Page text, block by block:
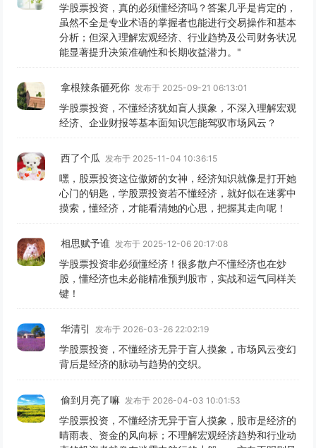
学股票投资，真的必须懂经济吗？答案几乎是肯定的，
虽然不全是专业术语的掌握者也能进行交易操作和基本
分析；但深入理解宏观经济、行业趋势及公司财务状况
能显著提升决策准确性和长期收益潜力。"
拿根辣条砸死你 发布于 2025-09-21 06:13:01
学股票投资，不懂经济犹如盲人摸象，不深入理解宏观
经济、企业财报等基本面知识怎能驾驭市场风云？
西了个瓜 发布于 2025-11-04 10:36:15
嘿，股票投资这位傲娇的女神，经济知识就像是打开她
心门的钥匙，学股票投资若不懂经济，就好似在迷雾中
摸索，懂经济，才能看清她的心思，把握其走向呢！
相思赋予谁 发布于 2025-12-06 20:17:08
学股票投资非必须懂经济！很多散户不懂经济也在炒
股，懂经济也未必能精准预判股市，实战和运气同样关
键！
华清引 发布于 2026-03-26 22:02:19
学股票投资，不懂经济无异于盲人摸象，市场风云变幻
背后是经济的脉动与趋势的交织。
偷到月亮了嘛 发布于 2026-04-03 10:01:53
学股票投资，不懂经济无异于盲人摸象，股市是经济的
晴雨表、资金的风向标；不理解宏观经济趋势和行业动